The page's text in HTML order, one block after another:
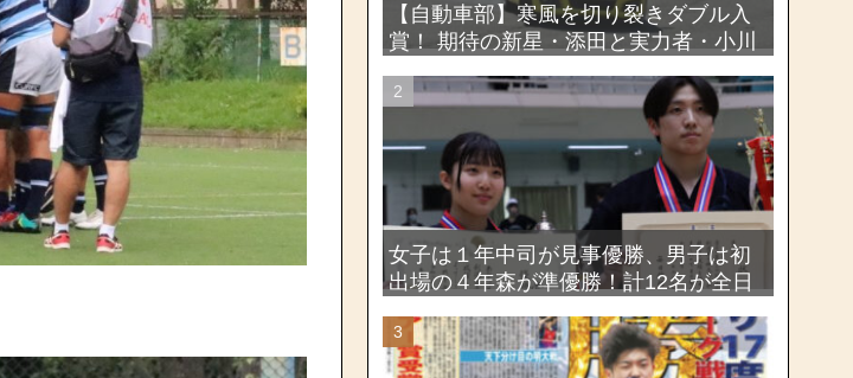
【自動車部】寒風を切り裂きダブル入
賞！ 期待の新星・添田と実力者・小川
大会2026
女子は１年中司が見事優勝、男子は初
出場の４年森が準優勝！計12名が全日
剣道選手権大会・第72回関東学生剣道
選手権大会